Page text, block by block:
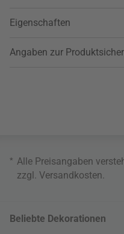
Eigenschaften
Angaben zur
* Alle Preisangaben
zzgl. Versandkosten
Beliebte Dekorationen